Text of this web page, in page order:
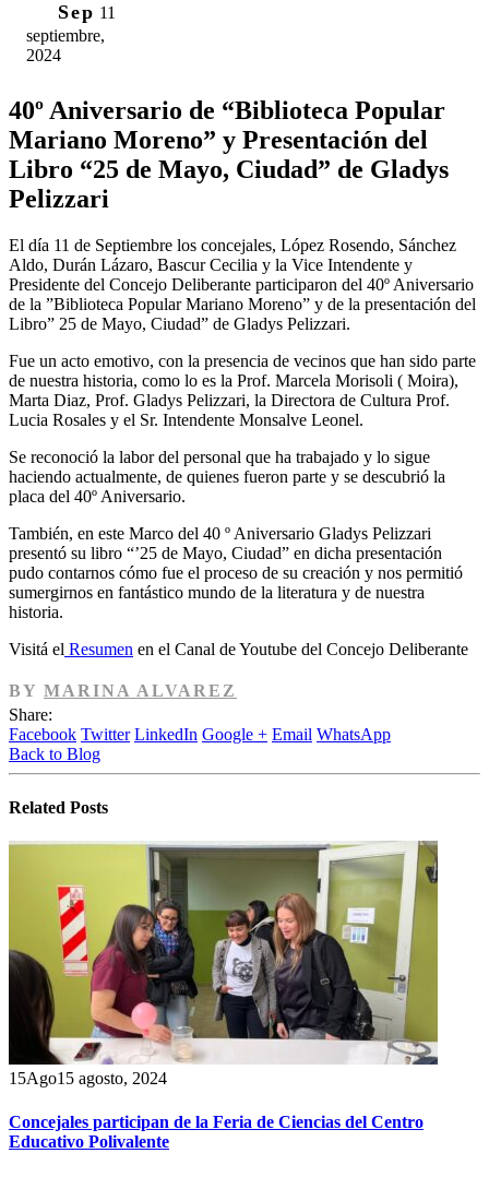
Sep 11
septiembre,
2024
40º Aniversario de “Biblioteca Popular
Mariano Moreno” y Presentación del
Libro “25 de Mayo, Ciudad” de Gladys
Pelizzari
El día 11 de Septiembre los concejales, López Rosendo, Sánchez
Aldo, Durán Lázaro, Bascur Cecilia y la Vice Intendente y
Presidente del Concejo Deliberante participaron del 40º Aniversario
de la ”Biblioteca Popular Mariano Moreno” y de la presentación del
Libro” 25 de Mayo, Ciudad” de Gladys Pelizzari.
Fue un acto emotivo, con la presencia de vecinos que han sido parte
de nuestra historia, como lo es la Prof. Marcela Morisoli ( Moira),
Marta Diaz, Prof. Gladys Pelizzari, la Directora de Cultura Prof.
Lucia Rosales y el Sr. Intendente Monsalve Leonel.
Se reconoció la labor del personal que ha trabajado y lo sigue
haciendo actualmente, de quienes fueron parte y se descubrió la
placa del 40º Aniversario.
También, en este Marco del 40 º Aniversario Gladys Pelizzari
presentó su libro “’25 de Mayo, Ciudad” en dicha presentación
pudo contarnos cómo fue el proceso de su creación y nos permitió
sumergirnos en fantástico mundo de la literatura y de nuestra
historia.
Visitá el Resumen en el Canal de Youtube del Concejo Deliberante
BY MARINA ALVAREZ
Share:
Facebook Twitter LinkedIn Google + Email WhatsApp
Back to Blog
Related Posts
15Ago15 agosto, 2024
Concejales participan de la Feria de Ciencias del Centro
Educativo Polivalente